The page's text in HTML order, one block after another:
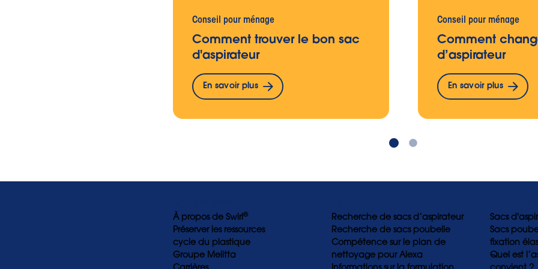
Conseil pour ménage
Comment trouver le bon sac
d'aspirateur
En savoir plus
Conseil pour ménage
Comment
d’aspirateur
En savoir plus
À propos de Swirl®
Préserver les ressources
cycle du plastique
Groupe Melitta
Recherche de sacs d’aspirateur
Recherche de sacs poubelle
Compétence sur le plan de
nettoyage pour Alexa
Sacs
Sacs
fixation
Quel est